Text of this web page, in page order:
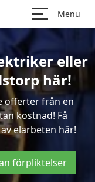
Menu
eller
här!
offerter från en
kostnad! Få
elarbeten här!
förpliktelser